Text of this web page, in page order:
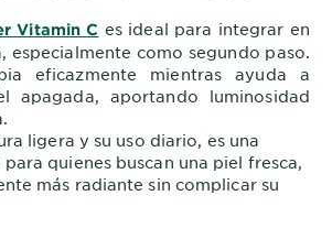
Vitamin C es ideal para integrar en
especialmente como segundo paso.
eficazmente mientras ayuda a
apagada, aportando luminosidad
ligera y su uso diario, es una
quienes buscan una piel fresca,
más radiante sin complicar su